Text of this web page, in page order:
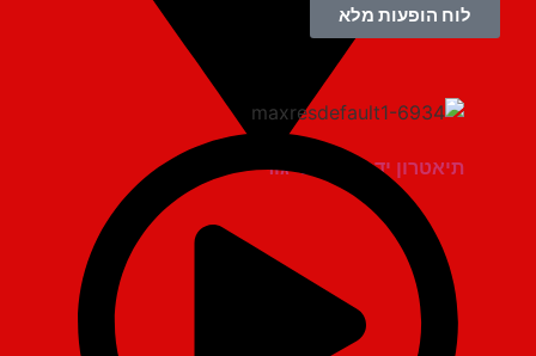
תיאטרון יד למגינים יגור
לוח הופעות מלא